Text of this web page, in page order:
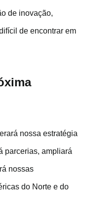
de inovação,
de encontrar em
nossa estratégia
parcerias, ampliará
nossas
do Norte e do